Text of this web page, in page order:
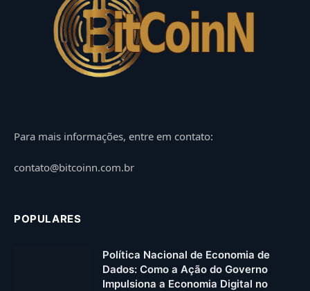
Para mais informações, entre em contato:
contato@bitcoinn.com.br
POPULARES
Política Nacional de Economia de
Dados: Como a Ação do Governo
Impulsiona a Economia Digital no